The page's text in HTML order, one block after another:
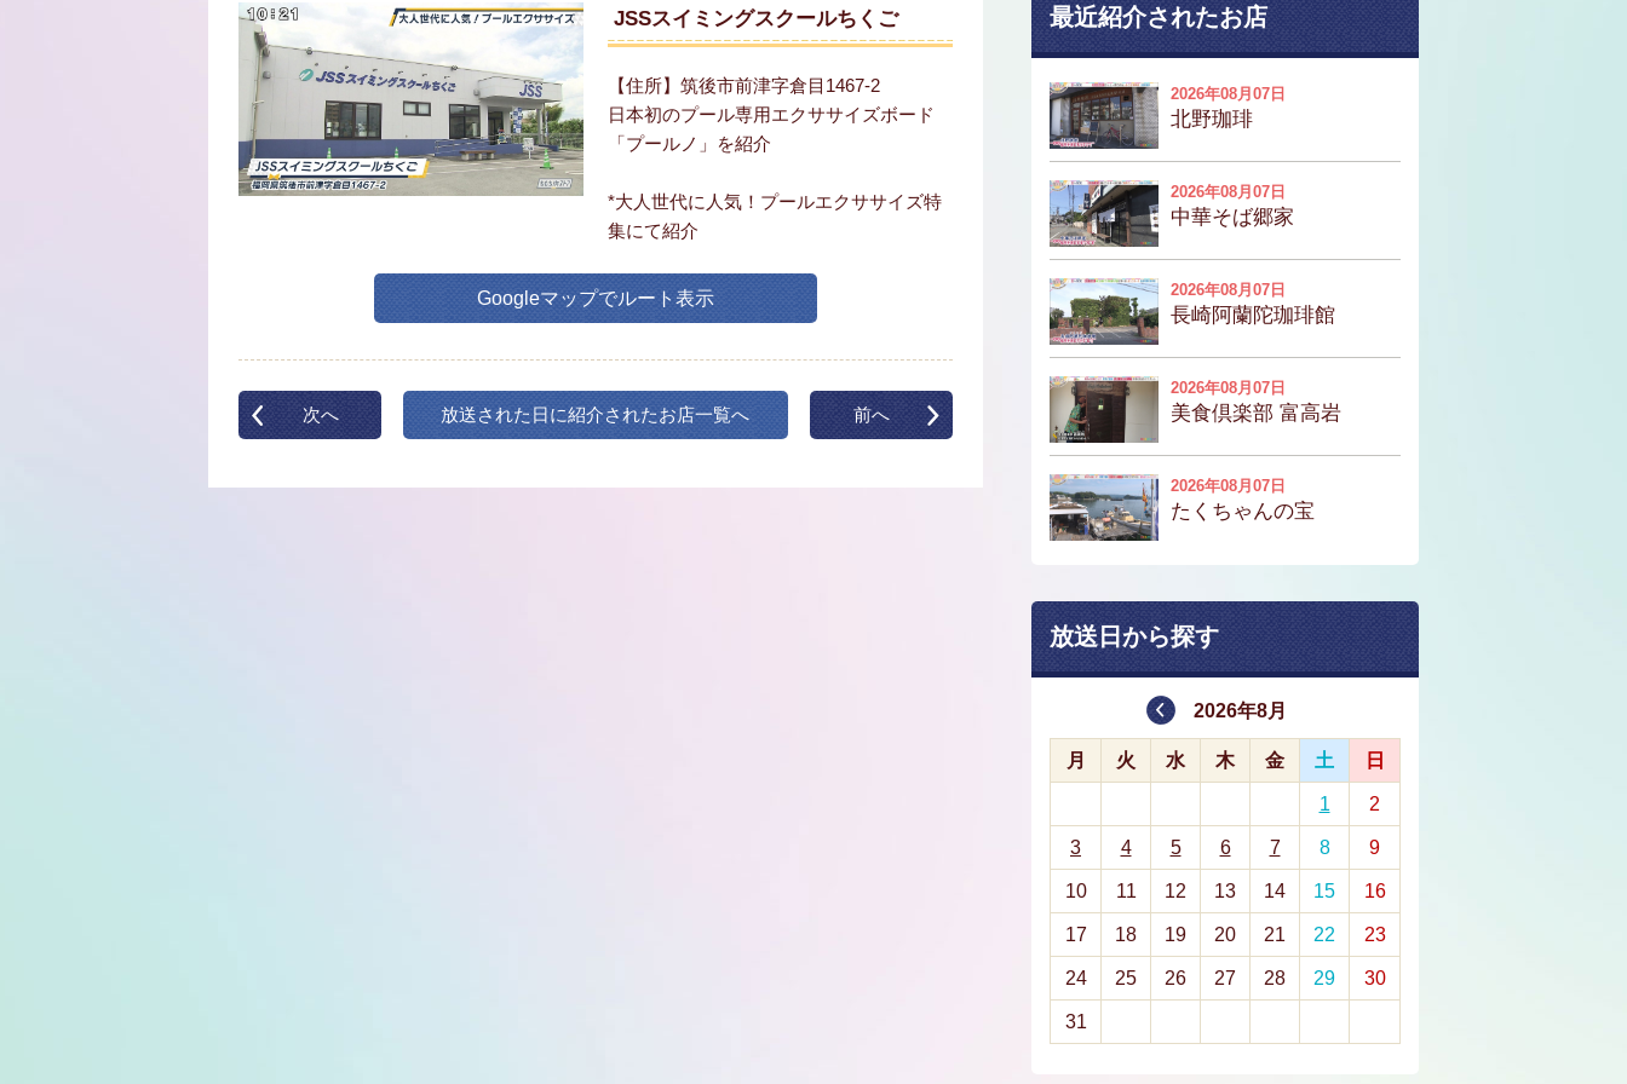
JSSスイミングスクールちくご
【住所】筑後市前津字倉目1467-2
日本初のプール専用エクササイズボード
「プールノ」を紹介
*大人世代に人気！プールエクササイズ特
集にて紹介
Googleマップでルート表示
次へ 放送された日に紹介されたお店一覧へ 前へ
最近紹介されたお店
2026年08月07日
北野珈琲
2026年08月07日
中華そば郷家
2026年08月07日
長崎阿蘭陀珈琲館
2026年08月07日
美食倶楽部 富高岩
2026年08月07日
たくちゃんの宝
放送日から探す
2026年8月
月 火 水 木 金 土 日
1 2
3 4 5 6 7 8 9
10 11 12 13 14 15 16
17 18 19 20 21 22 23
24 25 26 27 28 29 30
31